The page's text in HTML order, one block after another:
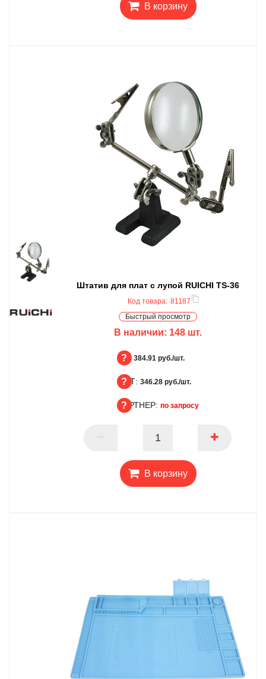
В корзину
Штатив для плат с лупой RUICHI TS-36
Код товара: 81187
Быстрый просмотр
В наличии: 148 шт.
БЦ: 384.91 руб./шт.
ОПТ: 346.28 руб./шт.
ПАРТНЕР: по запросу
В корзину